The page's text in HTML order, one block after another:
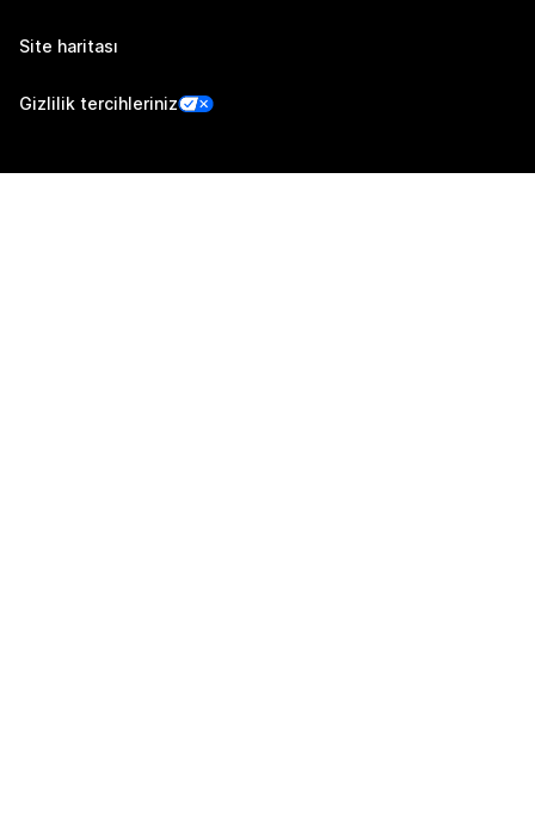
Site haritası
Gizlilik tercihleriniz